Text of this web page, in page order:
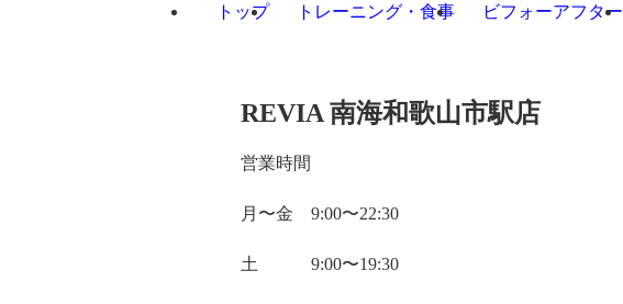
トップ トレーニング・食事 ビフォーアフター
REVIA 南海和歌山市駅店
営業時間
月〜金 9:00〜22:30
土 9:00〜19:30